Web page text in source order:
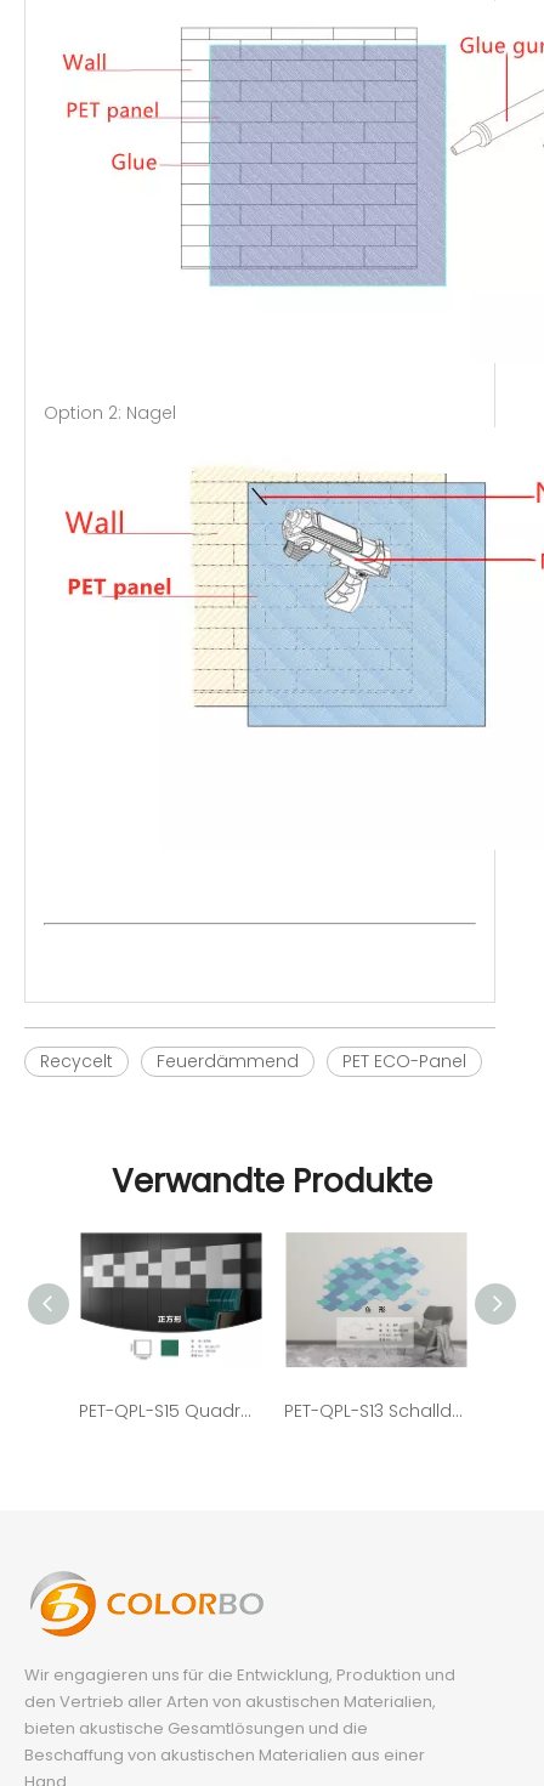
Option 2: Nagel
Recycelt Feuerdämmend PET ECO-Panel
Verwandte Produkte
PET-QPL-S15 Quadratische, recycelte Isoliertür, akustisches PET-Öko-Paneel PET-QPL-S13 Schalldichte Wand-Akustikplatten für Studio
Wir engagieren uns für die Entwicklung, Produktion und
den Vertrieb aller Arten von akustischen Materialien,
bieten akustische Gesamtlösungen und die
Beschaffung von akustischen Materialien aus einer